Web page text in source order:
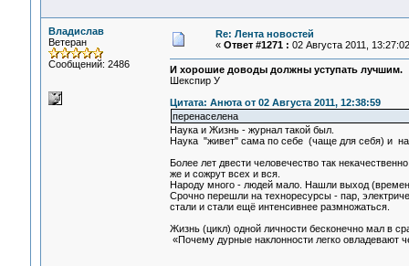
Владислав
Ветеран
Сообщений: 2486
Re: Лента новостей
« Ответ #1271 : 02 Августа 2011,
И хорошие доводы должны уступать лучшим.
Шекспир У
Цитата: Анюта от 02 Августа 2011, 12:38:59
перенаселена
Наука и Жизнь - журнал такой был.
Наука "живет" сама по себе (чаще для себя) и
Более лет двести человечество так
же и сожрут всех и вся.
Народу много - людей мало. Нашли выход
Срочно перешли на техноресурсы - пар,
стали и стали ещё интенсивнее размножаться.
Жизнь (цикл) одной личности бесконечно мал в
«Почему дурные наклонности легко